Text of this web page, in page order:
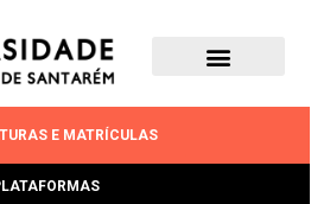
E MATRÍCULAS